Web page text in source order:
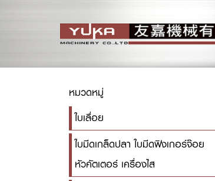
หมวดหมู่
ใบเลื่อย
ใบมีดเกล็ดปลา ใบมีดฟิงเกอร์จ๊อย
หัวคัตเตอร์ เครื่องไส